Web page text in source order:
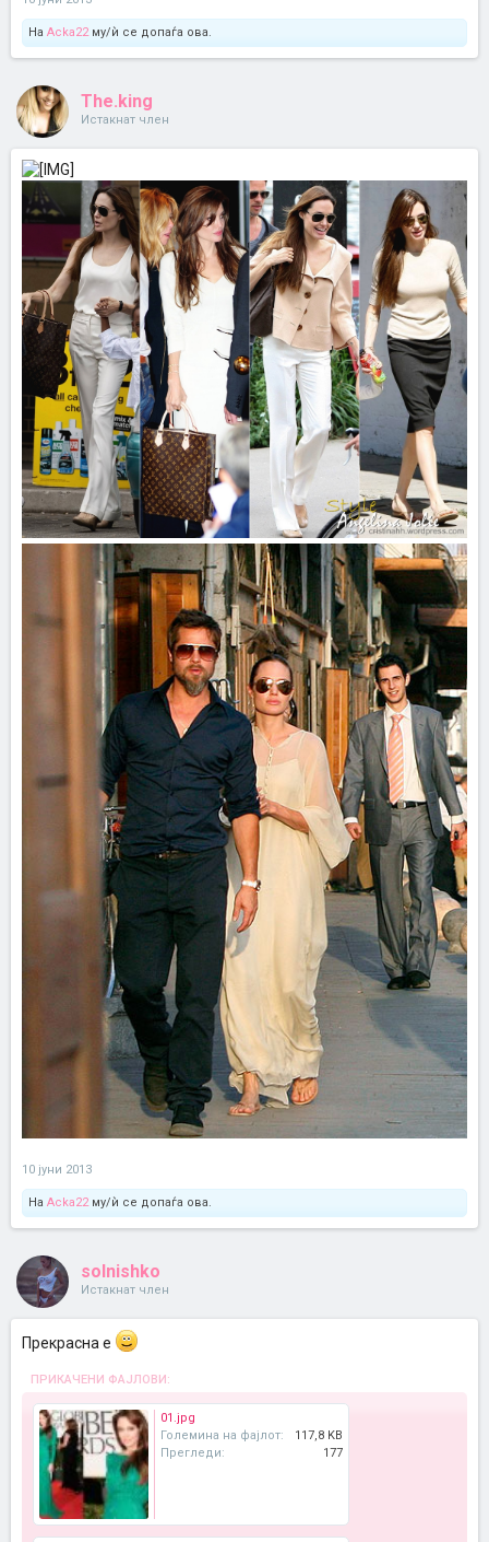
На Acka22му/ѝ се допаѓа ова.
The.king
Истакнат член
10 јуни 2013
На Acka22му/ѝ се допаѓа ова.
solnishko
Истакнат член
Прекрасна е
ПРИКАЧЕНИ ФАЈЛОВИ:
01.jpg
Големина на фајлот:
117,8 KB
Прегледи:
177